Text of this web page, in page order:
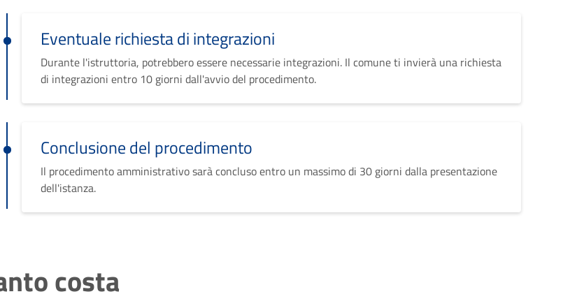
Eventuale richiesta di integrazioni
Durante l'istruttoria, potrebbero essere necessarie integrazioni. Il comune ti invierà una richiesta
di integrazioni entro 10 giorni dall'avvio del procedimento.
Conclusione del procedimento
Il procedimento amministrativo sarà concluso entro un massimo di 30 giorni dalla presentazione
dell'istanza.
costa